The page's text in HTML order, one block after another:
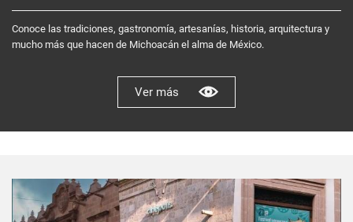
Conoce las tradiciones, gastronomía, artesanías, historia, arquitectura y
mucho más que hacen de Michoacán el alma de México.
Ver más